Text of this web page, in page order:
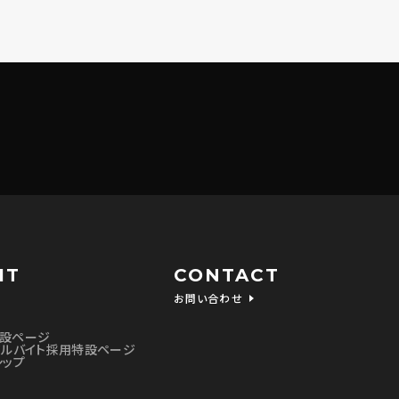
の訂正・追加また
をいい、ホームペ
ます。
情報を収集するこ
ウザの設定を行う
ページ
ルバイト採用特設ページ
プ
CONTACT
お問い合わせ